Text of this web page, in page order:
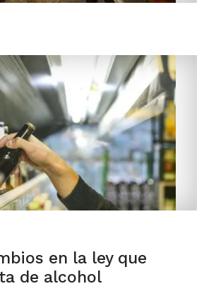
en la ley que
de alcohol